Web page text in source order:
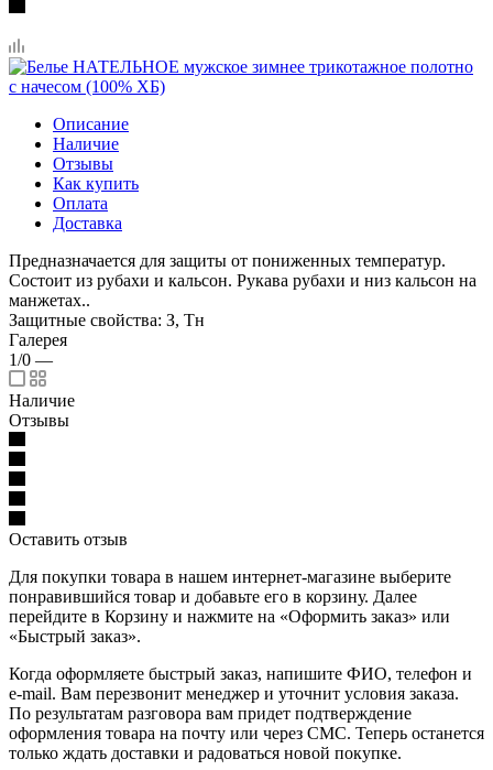
Описание
Наличие
Отзывы
Как купить
Оплата
Доставка
Предназначается для защиты от пониженных температур.
Состоит из рубахи и кальсон. Рукава рубахи и низ кальсон на
манжетах..
Защитные свойства: З, Тн
Галерея
1/0 —
Наличие
Отзывы
Оставить отзыв
Для покупки товара в нашем интернет-магазине выберите
понравившийся товар и добавьте его в корзину. Далее
перейдите в Корзину и нажмите на «Оформить заказ» или
«Быстрый заказ».
Когда оформляете быстрый заказ, напишите ФИО, телефон и
e-mail. Вам перезвонит менеджер и уточнит условия заказа.
По результатам разговора вам придет подтверждение
оформления товара на почту или через СМС. Теперь останется
только ждать доставки и радоваться новой покупке.